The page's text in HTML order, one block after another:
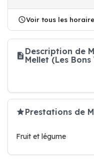
Voir tous les
Description de
Mellet (Les Bons
Prestations de
Fruit et légume